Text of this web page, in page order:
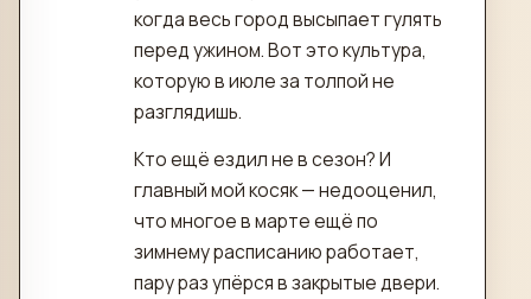
когда весь город высыпает гулять
перед ужином. Вот это культура,
которую в июле за толпой не
разглядишь.
Кто ещё ездил не в сезон? И
главный мой косяк — недооценил,
что многое в марте ещё по
зимнему расписанию работает,
пару раз упёрся в закрытые двери.